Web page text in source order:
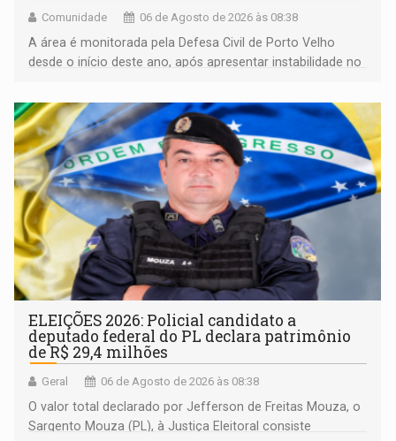
Comunidade 06 de Agosto de 2026 às 08:38
A área é monitorada pela Defesa Civil de Porto Velho
desde o início deste ano, após apresentar instabilidade no
ELEIÇÕES 2026: Policial candidato a
deputado federal do PL declara patrimônio
de R$ 29,4 milhões
Geral 06 de Agosto de 2026 às 08:38
O valor total declarado por Jefferson de Freitas Mouza, o
Sargento Mouza (PL), à Justiça Eleitoral consiste